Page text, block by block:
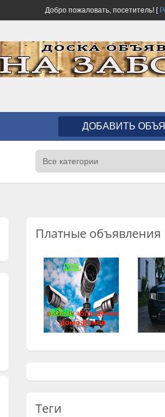
Добро пожаловать, посетитель! [
ДОБАВИТЬ
Платные объявления
Теги